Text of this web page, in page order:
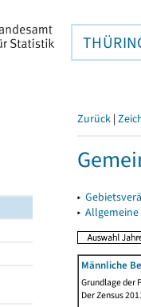
Zurück |
▸
▸
Männliche
Grundlage der
Der Zensus